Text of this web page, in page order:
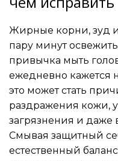
Жирные корни, зуд
пару минут
привычка мыть
ежедневно кажется
это может стать
раздражения кожи,
загрязнения и даже
Смывая защитный
естественный